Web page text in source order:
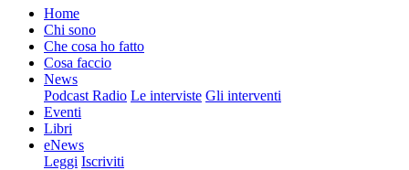
Home
Chi sono
Che cosa ho fatto
Cosa faccio
News
Podcast Radio Le interviste Gli interventi
Eventi
Libri
eNews
Leggi Iscriviti